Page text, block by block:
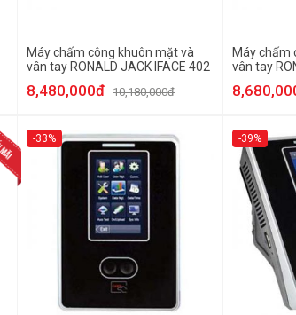
Máy chấm công khuôn mặt và
vân tay RONALD JACK IFACE 402
8,480,000đ 10,180,000đ
Máy chấm
vân tay
-33% -39%